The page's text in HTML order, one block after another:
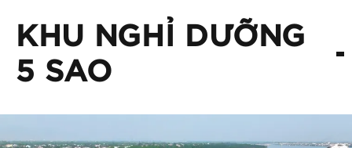
KHU NGHỈ DƯỠNG
5 SAO